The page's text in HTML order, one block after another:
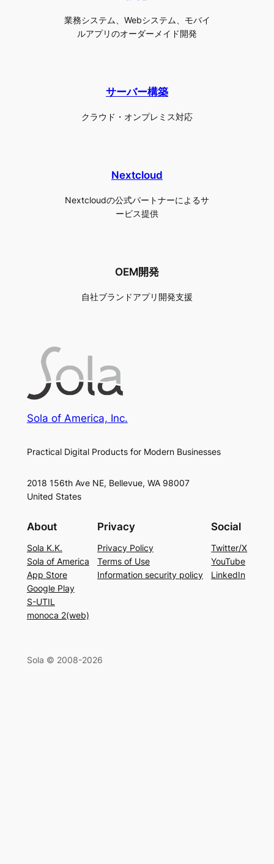
業務システム、Webシステム、モバイ
ルアプリのオーダーメイド開発
サーバー構築
クラウド・オンプレミス対応
Nextcloud
Nextcloudの公式パートナーによるサ
ービス提供
OEM開発
自社ブランドアプリ開発支援
Sola of America, Inc.
Practical Digital Products for Modern Businesses
2018 156th Ave NE, Bellevue, WA 98007
United States
About
Sola K.K.
Sola of America
App Store
Google Play
S-UTIL
monoca 2(web)
Privacy
Privacy Policy
Terms of Use
Information security policy
Social
Twitter/X
YouTube
LinkedIn
Sola © 2008-2026